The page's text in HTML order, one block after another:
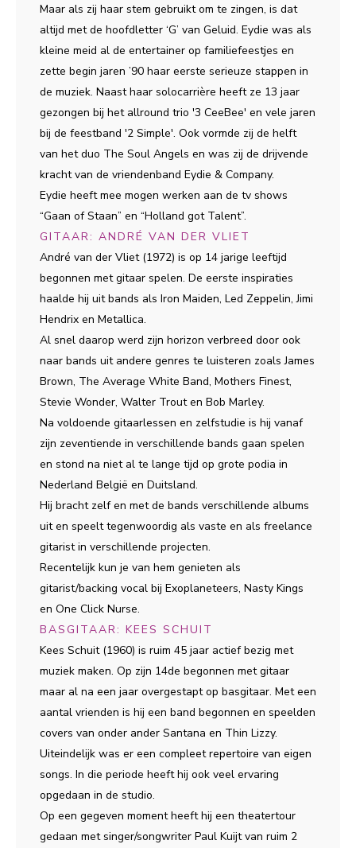
Maar als zij haar stem gebruikt om te zingen, is dat
altijd met de hoofdletter ‘G’ van Geluid. Eydie was als
kleine meid al de entertainer op familiefeestjes en
zette begin jaren ’90 haar eerste serieuze stappen in
de muziek. Naast haar solocarrière heeft ze 13 jaar
gezongen bij het allround trio '3 CeeBee' en vele jaren
bij de feestband '2 Simple'. Ook vormde zij de helft
van het duo The Soul Angels en was zij de drijvende
kracht van de vriendenband Eydie & Company.
Eydie heeft mee mogen werken aan de tv shows
“Gaan of Staan” en “Holland got Talent”.
GITAAR: ANDRÉ VAN DER VLIET
André van der Vliet (1972) is op 14 jarige leeftijd
begonnen met gitaar spelen. De eerste inspiraties
haalde hij uit bands als Iron Maiden, Led Zeppelin, Jimi
Hendrix en Metallica.
Al snel daarop werd zijn horizon verbreed door ook
naar bands uit andere genres te luisteren zoals James
Brown, The Average White Band, Mothers Finest,
Stevie Wonder, Walter Trout en Bob Marley.
Na voldoende gitaarlessen en zelfstudie is hij vanaf
zijn zeventiende in verschillende bands gaan spelen
en stond na niet al te lange tijd op grote podia in
Nederland België en Duitsland.
Hij bracht zelf en met de bands verschillende albums
uit en speelt tegenwoordig als vaste en als freelance
gitarist in verschillende projecten.
Recentelijk kun je van hem genieten als
gitarist/backing vocal bij Exoplaneteers, Nasty Kings
en One Click Nurse.
BASGITAAR: KEES SCHUIT
Kees Schuit (1960) is ruim 45 jaar actief bezig met
muziek maken. Op zijn 14de begonnen met gitaar
maar al na een jaar overgestapt op basgitaar. Met een
aantal vrienden is hij een band begonnen en speelden
covers van onder ander Santana en Thin Lizzy.
Uiteindelijk was er een compleet repertoire van eigen
songs. In die periode heeft hij ook veel ervaring
opgedaan in de studio.
Op een gegeven moment heeft hij een theatertour
gedaan met singer/songwriter Paul Kuijt van ruim 2